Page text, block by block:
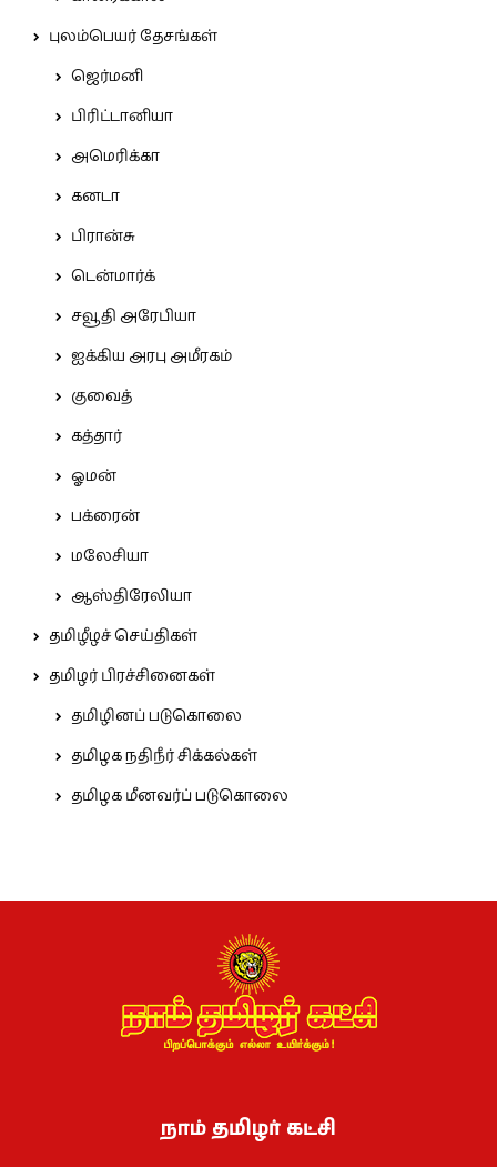
புலம்பெயர் தேசங்கள்
ஜெர்மனி
பிரிட்டானியா
அமெரிக்கா
கனடா
பிரான்சு
டென்மார்க்
சவூதி அரேபியா
ஐக்கிய அரபு அமீரகம்
குவைத்
கத்தார்
ஓமன்
பக்ரைன்
மலேசியா
ஆஸ்திரேலியா
தமிழீழச் செய்திகள்
தமிழர் பிரச்சினைகள்
தமிழினப் படுகொலை
தமிழக நதிநீர் சிக்கல்கள்
தமிழக மீனவர்ப் படுகொலை
நாம் தமிழர் கட்சி